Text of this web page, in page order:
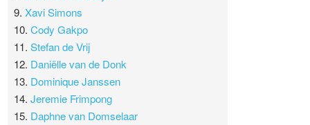
9.Xavi Simons
10.Cody Gakpo
11.Stefan de Vrij
12. Daniëlle van de Donk
13. Dominique Janssen
14.Jeremie Frimpong
15. Daphne van Domselaar